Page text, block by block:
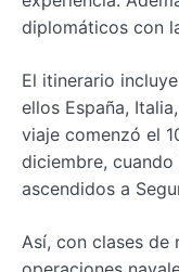
diplomáticos con
El itinerario
ellos España,
viaje comenzó el
diciembre, cuando
ascendidos a
Así, con clases de